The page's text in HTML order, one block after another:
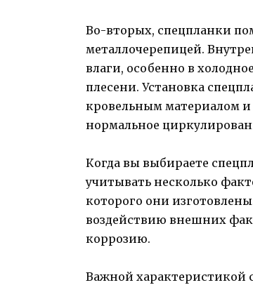
Во-вторых, спецпланки
металлочерепицей.
влаги, особенно в
плесени. Установка
кровельным материалом
нормальное
Когда вы выбираете
учитывать несколько
которого они
воздействию внешних
коррозию.
Важной характеристикой